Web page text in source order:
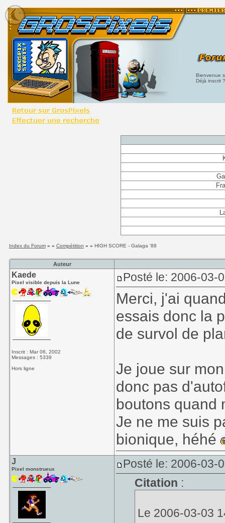
Bienvenue
Déjà inscrit
Index du Forum» » Compétition » » HIGH SCORE - Galaga '88
Auteur
Kaede
Pixel visible depuis la Lune
Inscrit : Mar 06, 2002
Messages : 5339
Hors ligne
Posté le: 2006-03-
Merci, j'ai
essais donc la
de survol de
Je joue sur
donc pas
boutons quand
Je ne me suis
bionique, héhé
J
Pixel monstrueux
Posté le: 2006-03-
Citation :
Le 2006-03-03